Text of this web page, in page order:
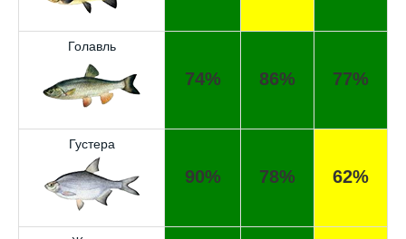
Голавль
74% 86% 77%
Густера
90% 78% 62%